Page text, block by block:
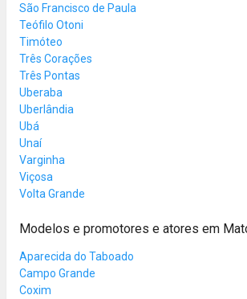
São Francisco de Paula
Teófilo Otoni
Timóteo
Três Corações
Três Pontas
Uberaba
Uberlândia
Ubá
Unaí
Varginha
Viçosa
Volta Grande
Modelos e promotores e atores em
Aparecida do Taboado
Campo Grande
Coxim